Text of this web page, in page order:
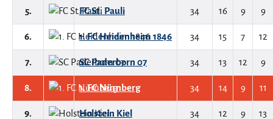
5. FC St. Pauli 34 16 9 9
6. 1. FC Heidenheim 1846 34 15 7 12
7. SC Paderborn 07 34 13 12 9
8. 1. FC Nürnberg 34 14 9 11
9. Holstein Kiel 34 12 9 13